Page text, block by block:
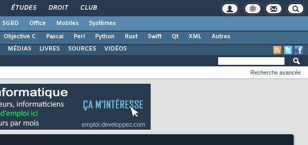
ÉTUDES DROIT CLUB
SGBD Office Mobiles
Systèmes
Objective C Pascal Perl Python Rust Swift Qt XML
Autres
MÉDIAS LIVRES SOURCES VIDÉOS
Recherche avancée